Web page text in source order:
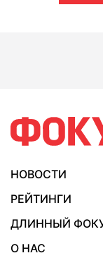
НОВОСТИ
РЕЙТИНГИ
ДЛИННЫЙ
О НАС